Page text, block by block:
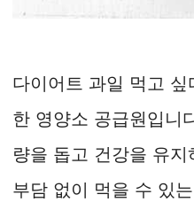
다이어트 과일 먹고
한 영양소 공급원입니
량을 돕고 건강을 유
부담 없이 먹을 수 있